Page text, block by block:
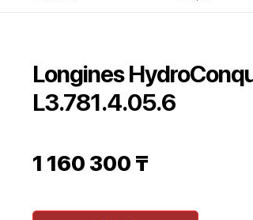
Longines
L3.781.4.05.6
1 160 300 ₸